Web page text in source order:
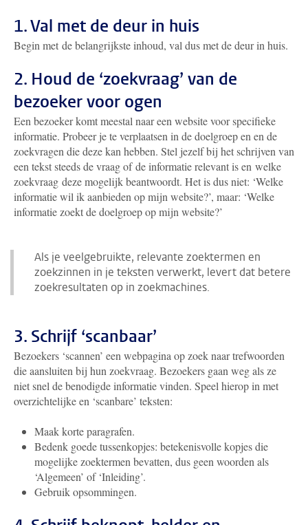
1. Val met de deur in huis
Begin met de belangrijkste inhoud, val dus met de deur in huis.
2. Houd de ‘zoekvraag’ van de
bezoeker voor ogen
Een bezoeker komt meestal naar een website voor specifieke
informatie. Probeer je te verplaatsen in de doelgroep en en de
zoekvragen die deze kan hebben. Stel jezelf bij het schrijven van
een tekst steeds de vraag of de informatie relevant is en welke
zoekvraag deze mogelijk beantwoordt. Het is dus niet: ‘Welke
informatie wil ik aanbieden op mijn website?’, maar: ‘Welke
informatie zoekt de doelgroep op mijn website?’
Als je veelgebruikte, relevante zoektermen en
zoekzinnen in je teksten verwerkt, levert dat betere
zoekresultaten op in zoekmachines.
3. Schrijf ‘scanbaar’
Bezoekers ‘scannen’ een webpagina op zoek naar trefwoorden
die aansluiten bij hun zoekvraag. Bezoekers gaan weg als ze
niet snel de benodigde informatie vinden. Speel hierop in met
overzichtelijke en ‘scanbare’ teksten:
Maak korte paragrafen.
Bedenk goede tussenkopjes: betekenisvolle kopjes die
mogelijke zoektermen bevatten, dus geen woorden als
‘Algemeen’ of ‘Inleiding’.
Gebruik opsommingen.